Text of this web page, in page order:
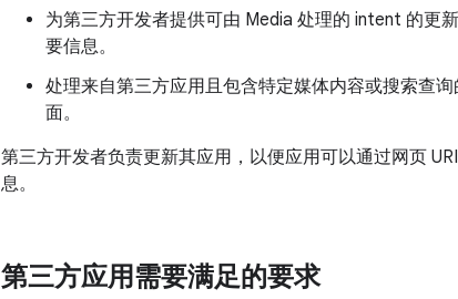
为第三方开发者提供可由 Media 处理的 intent 的更
要信息。
处理来自第三方应用且包含特定媒体内容或搜索查
面。
第三方开发者负责更新其应用，以便应用可以通过网页
息。
第三方应用需要满足的要求